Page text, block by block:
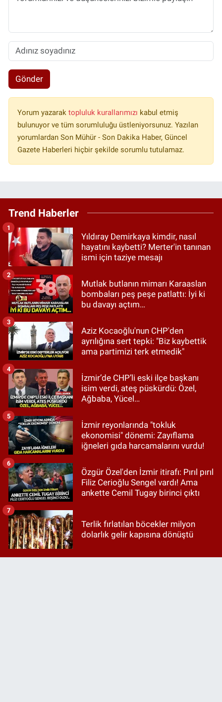
Gönder
Yorum yazarak topluluk kurallarımızı kabul etmiş
bulunuyor ve tüm sorumluluğu üstleniyorsunuz. Yazılan
yorumlardan Son Mühür - Son Dakika Haber, Güncel
Gazete Haberleri hiçbir şekilde sorumlu tutulamaz.
Trend Haberler
Yıldıray Demirkaya kimdir, nasıl
hayatını kaybetti? Merter'in tanınan
ismi için taziye mesajı
1
Mutlak butlanın mimarı Karaaslan
bombaları peş peşe patlattı: İyi ki
bu davayı açtım…
2
Aziz Kocaoğlu'nun CHP'den
ayrılığına sert tepki: "Biz kaybettik
ama partimizi terk etmedik"
3
İzmir’de CHP’li eski ilçe başkanı
isim verdi, ateş püskürdü: Özel,
Ağbaba, Yücel…
4
İzmir reyonlarında "tokluk
ekonomisi" dönemi: Zayıflama
iğneleri gıda harcamalarını vurdu!
5
Özgür Özel'den İzmir itirafı: Pırıl pırıl
Filiz Cerioğlu Sengel vardı! Ama
ankette Cemil Tugay birinci çıktı
6
Terlik fırlatılan böcekler milyon
dolarlık gelir kapısına dönüştü
7